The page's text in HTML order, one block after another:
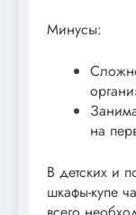
Минусы:
на
В детских и
шкафы-купе